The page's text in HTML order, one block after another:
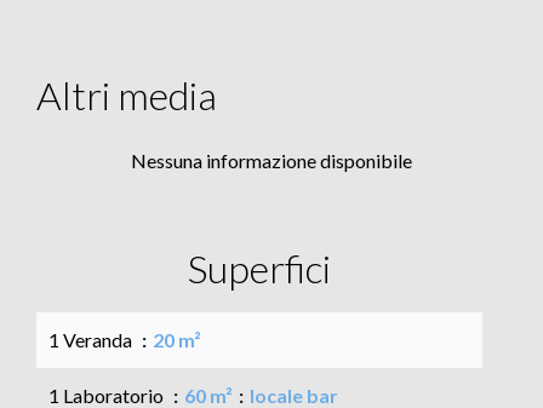
Altri media
Nessuna informazione disponibile
Superfici
1 Veranda 20 m²
1 Laboratorio 60 m² locale bar